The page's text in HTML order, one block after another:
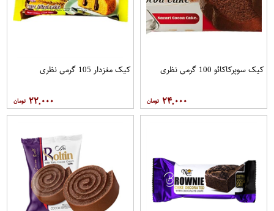
کیک سوپرکاکائو 100 گرمی نظری
۲۴,۰۰۰
کیک مغزدار 105 گرمی نظری
۲۲,۰۰۰